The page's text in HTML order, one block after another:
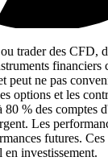
trader des CFD,
financiers
peut ne pas
options et les
% des comptes
Les
futures.
investissement.